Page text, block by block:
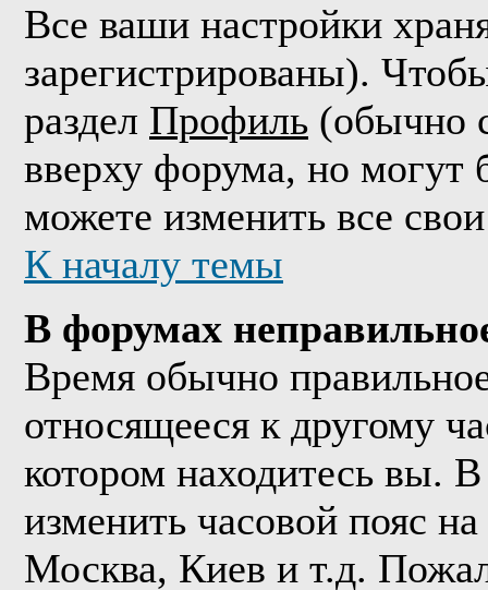
Все ваши настройки
зарегистрированы).
раздел Профиль (обычно
вверху форума, но
можете изменить все
К началу темы
В форумах
Время обычно
относящееся к другому
котором находитесь вы.
изменить часовой пояс
Москва, Киев и т.д.